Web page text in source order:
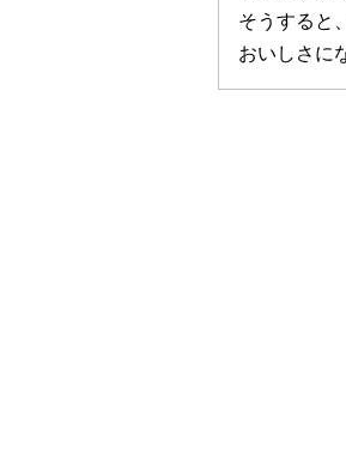
そうすると
おいしさに